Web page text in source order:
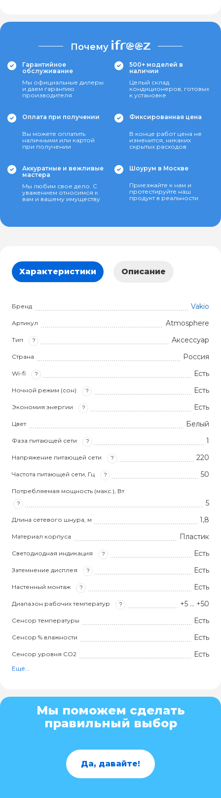
Почему
Гарантийное
обслуживание
Мы официальные дилеры
и даем гарантию
производителя
500+ моделей в
наличии
Целый склад
кондиционеров, готовых
к установке
Оплата при получении
Вы можете оплатить
наличными или картой
при получении
Фиксированная цена
В конце работ цена не
изменится, никаких
скрытых расходов
Аккуратные и вежливые
мастера
Мы любим свое дело. С
уважением относимся к
вам и вашему имуществу
Шоурум в Москве
Приезжайте к нам и
протестируйте наш
продукт в реальности
Характеристики Описание
Бренд Vakio
Артикул Atmosphere
Тип ? Аксессуар
Страна Россия
Wi-fi ? Есть
Ночной режим (сон) ? Есть
Экономия энергии ? Есть
Цвет Белый
Фаза питающей сети ? 1
Напряжение питающей сети ? 220
Частота питающей сети, Гц ? 50
Потребляемая мощность (макс.), Вт
?
5
Длина сетевого шнура, м 1,8
Материал корпуса Пластик
Светодиодная индикация ? Есть
Затемнение дисплея ? Есть
Настенный монтаж ? Есть
Диапазон рабочих температур ? +5 … +50
Сенсор температуры Есть
Сенсор % влажности Есть
Сенсор уровня СО2 Есть
Ещё...
Мы поможем сделать
правильный выбор
Да, давайте!